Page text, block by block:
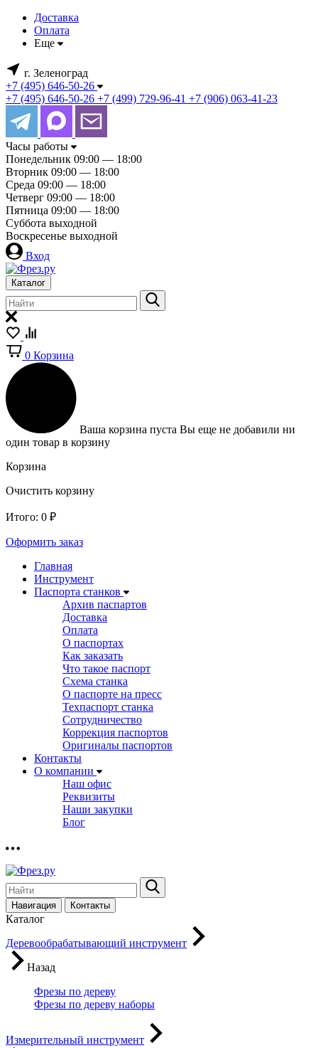
Доставка
Оплата
Еще
г. Зеленоград
+7 (495) 646-50-26
+7 (495) 646-50-26 +7 (499) 729-96-41 +7 (906) 063-41-23
Часы работы
Понедельник 09:00 — 18:00
Вторник 09:00 — 18:00
Среда 09:00 — 18:00
Четверг 09:00 — 18:00
Пятница 09:00 — 18:00
Суббота выходной
Воскресенье выходной
Вход
Каталог
0 Корзина
Ваша корзина пуста Вы еще не добавили ни
один товар в корзину
Корзина
Очистить корзину
Итого: 0 ₽
Оформить заказ
Главная
Инструмент
Паспорта станков
Архив паспартов
Доставка
Оплата
О паспортах
Как заказать
Что такое паспорт
Схема станка
О паспорте на пресс
Техпаспорт станка
Сотрудничество
Коррекция паспортов
Оригиналы паспортов
Контакты
О компании
Наш офис
Реквизиты
Наши закупки
Блог
Навигация Контакты
Каталог
Деревообрабатывающий инструмент
Назад
Фрезы по дереву
Фрезы по дереву наборы
Измерительный инструмент